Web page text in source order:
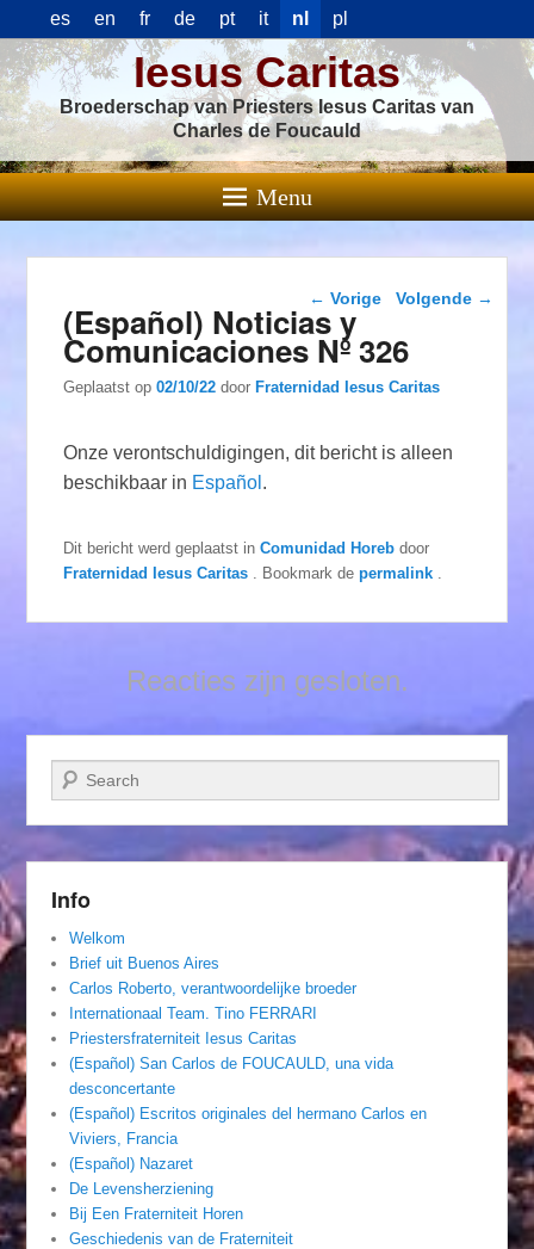
es en fr de pt it nl pl
Iesus Caritas
Broederschap van Priesters Iesus Caritas van
Charles de Foucauld
Menu
Berichtnavigatie
← Vorige Volgende →
(Español) Noticias y
Comunicaciones Nº 326
Geplaatst op02/10/22 doorFraternidad Iesus Caritas
Onze verontschuldigingen, dit bericht is alleen
beschikbaar in Español .
Dit bericht werd geplaatst inComunidad Horeb door
Fraternidad Iesus Caritas
. Bookmark depermalink
Reacties zijn gesloten.
Zoeken
Info
Welkom
Brief uit Buenos Aires
Carlos Roberto, verantwoordelijke broeder
Internationaal Team. Tino FERRARI
Priestersfraterniteit Iesus Caritas
(Español) San Carlos de FOUCAULD, una vida
desconcertante
(Español) Escritos originales del hermano Carlos en
Viviers, Francia
(Español) Nazaret
De Levensherziening
Bij Een Fraterniteit Horen
Geschiedenis van de Fraterniteit